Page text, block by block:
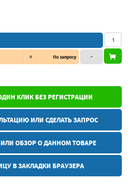
0 По запросу –
КЛИК БЕЗ РЕГИСТРАЦИИ
ИЛИ СДЕЛАТЬ ЗАПРОС
ОБЗОР О ДАННОМ ТОВАРЕ
В ЗАКЛАДКИ БРАУЗЕРА